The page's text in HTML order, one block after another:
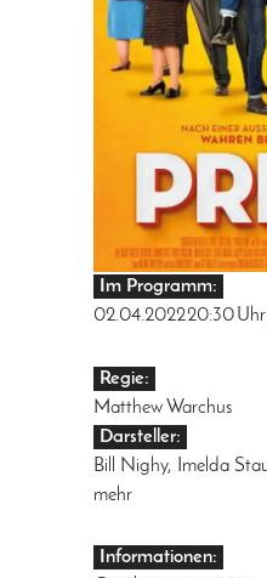
Im Programm:
02.04.202220:30Uhr
Regie:
Matthew Warchus
Darsteller:
Bill Nighy, Imelda
mehr
Informationen: